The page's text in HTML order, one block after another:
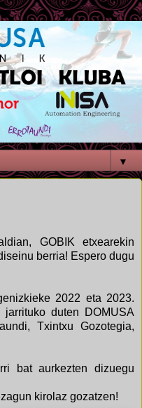
▼
GOBIK etxearekin
berria! Espero dugu
2022 eta 2023.
duten DOMUSA
Txintxu Gozotegia,
bat aurkezten dizuegu
kirolaz gozatzen!